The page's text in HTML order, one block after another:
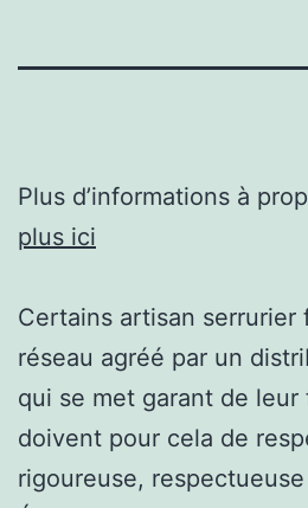
Plus d’informations à
plus ici
Certains artisan serrurier
réseau agréé par un
qui se met garant de leur
doivent pour cela de
rigoureuse,